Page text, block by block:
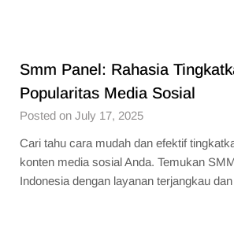
Smm Panel: Rahasia
Popularitas Media Sosial
Posted on July 17, 2025
Cari tahu cara mudah dan efektif
konten media sosial Anda. Temukan
Indonesia dengan layanan terjangkau